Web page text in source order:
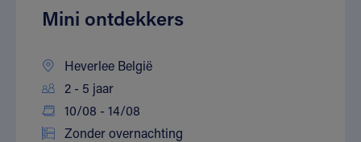
Mini ontdekkers
Heverlee België
2 - 5 jaar
10/08 - 14/08
Zonder overnachting